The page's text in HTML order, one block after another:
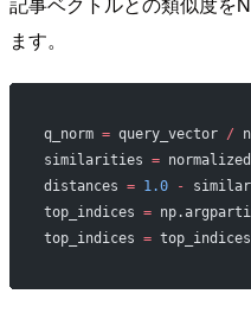
ます。
q_norm = query_vector /
similarities = normalized
distances = 1.0 -
top_indices =
top_indices =